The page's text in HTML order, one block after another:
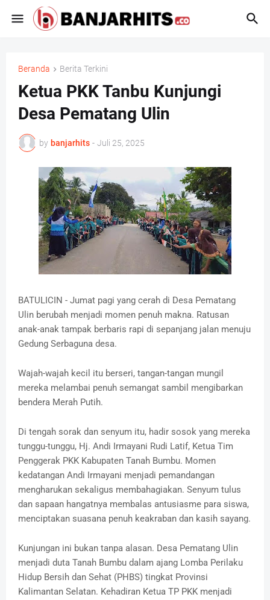
Beranda Berita Terkini
Ketua PKK Tanbu Kunjungi
Desa Pematang Ulin
by banjarhits - Juli 25, 2025
BATULICIN - Jumat pagi yang cerah di Desa Pematang
Ulin berubah menjadi momen penuh makna. Ratusan
anak-anak tampak berbaris rapi di sepanjang jalan menuju
Gedung Serbaguna desa.
Wajah-wajah kecil itu berseri, tangan-tangan mungil
mereka melambai penuh semangat sambil mengibarkan
bendera Merah Putih.
‎‎Di tengah sorak dan senyum itu, hadir sosok yang mereka
tunggu-tunggu, Hj. Andi Irmayani Rudi Latif, Ketua Tim
Penggerak PKK Kabupaten Tanah Bumbu. Momen
kedatangan Andi Irmayani menjadi pemandangan
mengharukan sekaligus membahagiakan. Senyum tulus
dan sapaan hangatnya membalas antusiasme para siswa,
menciptakan suasana penuh keakraban dan kasih sayang.
‎Kunjungan ini bukan tanpa alasan. Desa Pematang Ulin
menjadi duta Tanah Bumbu dalam ajang Lomba Perilaku
Hidup Bersih dan Sehat (PHBS) tingkat Provinsi
Kalimantan Selatan. Kehadiran Ketua TP PKK menjadi